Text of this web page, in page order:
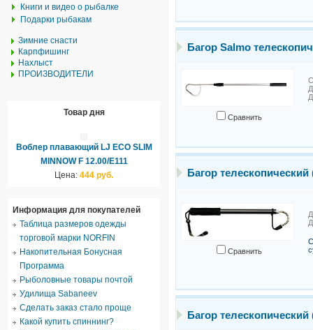
Книги и видео о рыбалке
Подарки рыбакам
Зимние снасти
Карпфишинг
Нахлыст
ПРОИЗВОДИТЕЛИ
Товар дня
Воблер плавающий LJ ECO SLIM
MINNOW F 12.00/E111
Цена: 444 руб.
Информация для покупателей
Таблица размеров одежды
торговой марки NORFIN
Накопительная Бонусная
Программа
Рыболовные товары почтой
Удилища Sabaneev
Сделать заказ стало проще
Какой купить спиннинг?
Багор Salmo
Сравнить
Багор
Сравнить
Багор